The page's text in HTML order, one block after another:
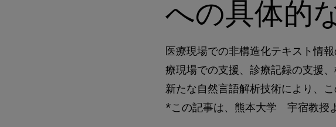
への具体的
医療現場での非構造化テキスト情
療現場での支援、診療記録の支援
新たな自然言語解析技術により、
*この記事は、熊本大学 宇宿教授